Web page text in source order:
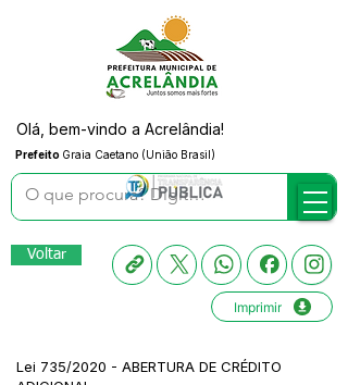
Prefeito Graia Caetano (União Brasil)
Olá, bem-vindo a Acrelândia!
Voltar
Imprimir
Lei 735/2020 - ABERTURA DE CRÉDITO